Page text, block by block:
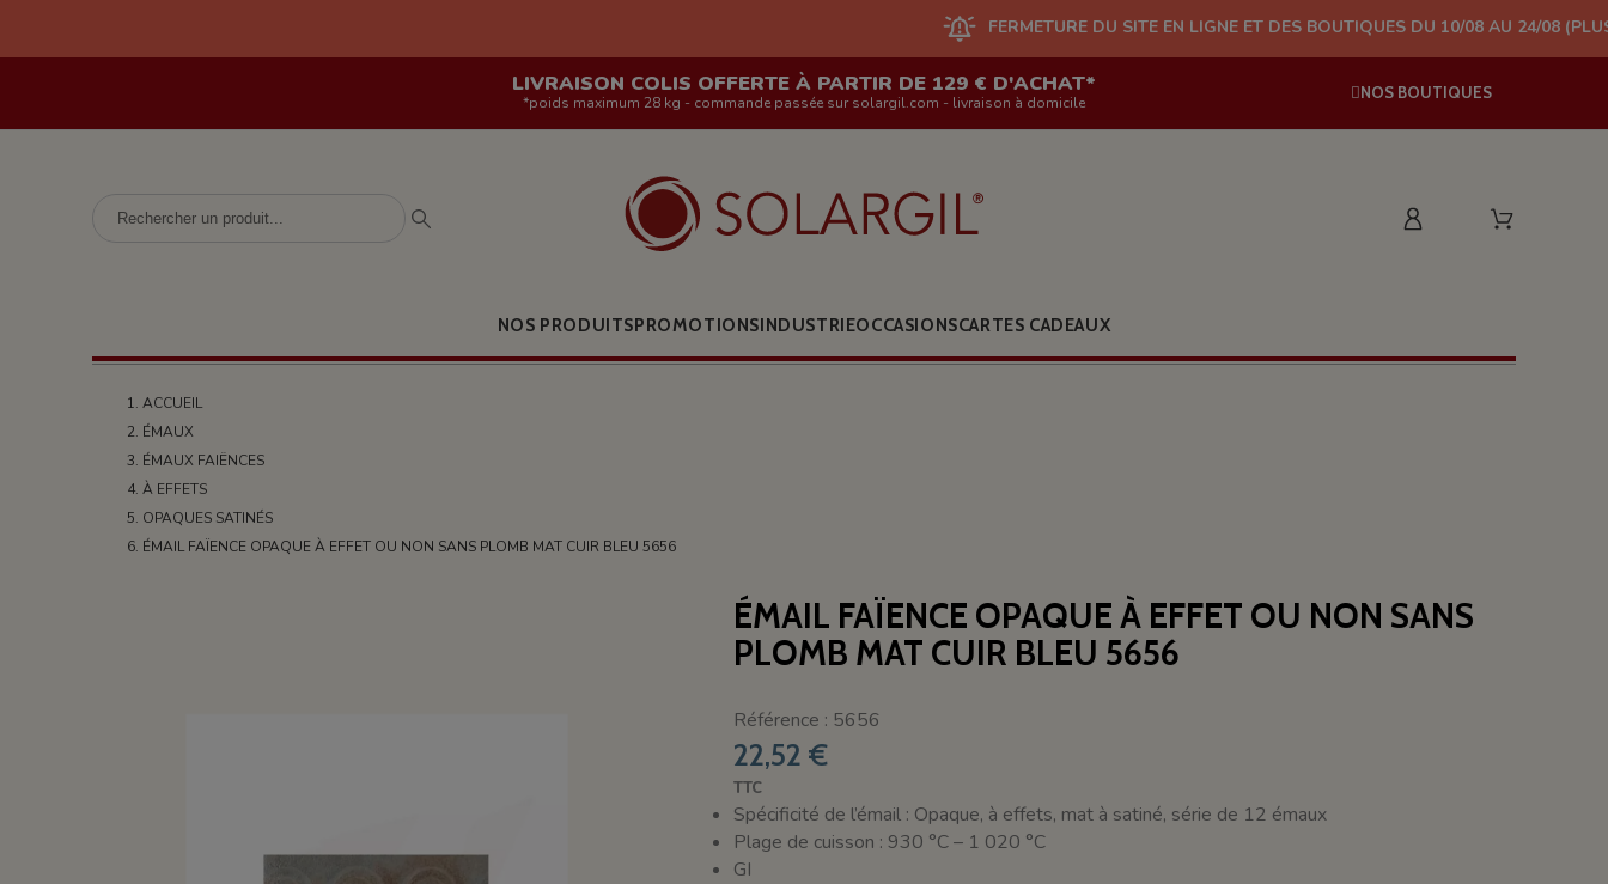
FERMETURE DU SITE EN LIGNE ET DES BOUTIQUES DU 10/08 AU 24/08 (PLUS
LIVRAISON COLIS OFFERTE À PARTIR DE 129 € D'ACHAT*
*poids maximum 28 kg - commande passée sur solargil.com - livraison à domicile
NOS BOUTIQUES
NOS PRODUITSPROMOTIONSINDUSTRIEOCCASIONSCARTES CADEAUX
ACCUEIL
ÉMAUX
ÉMAUX FAIËNCES
À EFFETS
OPAQUES SATINÉS
ÉMAIL FAÏENCE OPAQUE À EFFET OU NON SANS PLOMB MAT CUIR BLEU 5656
ÉMAIL FAÏENCE OPAQUE À EFFET OU NON SANS
PLOMB MAT CUIR BLEU 5656
Référence : 5656
22,52 €
TTC
Spécificité de l’émail : Opaque, à effets, mat à satiné, série de 12 émaux
Plage de cuisson : 930 °C – 1 020 °C
GI